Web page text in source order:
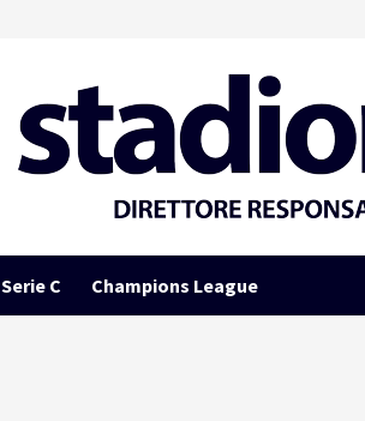
Serie C Champions League